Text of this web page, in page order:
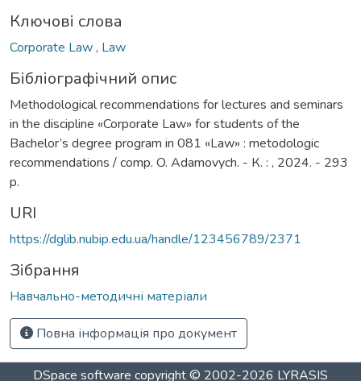
Ключові слова
Corporate Law, Law
Бібліографічний опис
Methodological recommendations for lectures and seminars
in the discipline «Corporate Law» for students of the
Bachelor’s degree program in 081 «Law» : metodologic
recommendations / comp. O. Adamovych. - К. : , 2024. - 293
p.
URI
https://dglib.nubip.edu.ua/handle/123456789/2371
Зібрання
Навчально-методичні матеріали
Повна інформація про документ
DSpace software copyright © 2002-2026 LYRASIS